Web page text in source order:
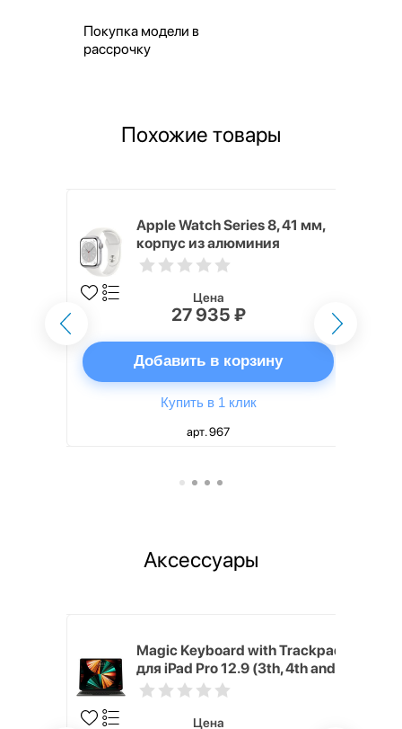
Покупка модели в
рассрочку
Похожие товары
Apple Watch Series 8, 41 мм,
корпус из алюминия
серебристого цвета,
Цена
27 935 ₽
Добавить в корзину
Купить в 1 клик
арт. 967
Аксессуары
Magic Keyboard with Trackpad
для iPad Pro 12.9 (3th, 4th and
5th generation) русская,
Цена